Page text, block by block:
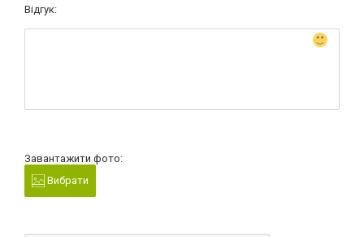
Відгук:
Завантажити фото:
Вибрати